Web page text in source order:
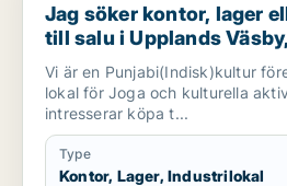
Jag söker kontor, lager
till salu i Upplands
Järfälla m.fl.
Vi är en Punjabi(Indisk)kultur
lokal för Joga och kulturella
intresserar köpa t...
Type
Kontor, Lager, Industrilokal